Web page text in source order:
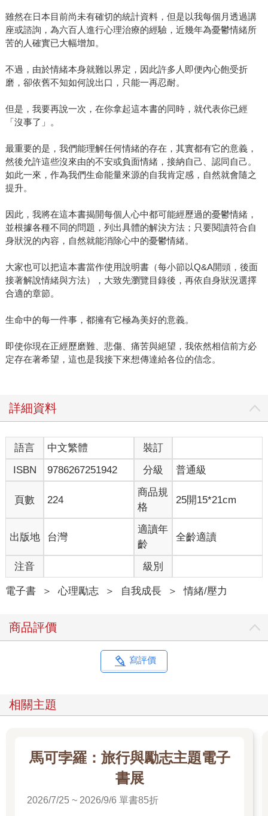
雖然在日本目前尚未有確切的統計資料，但是以我每個月透過講
座或諮詢，為六百人進行心理治療的經驗，近幾年為憂鬱情緒所
苦的人確實已大幅增加。
不過，由於情緒本身就難以界定，因此許多人即便內心飽受折
磨，卻依舊不知如何說出口，只能一再忍耐。
但是，我要再說一次，在你拿起這本書的同時，就代表你已經
「沒事了」。
最重要的是，我們能理解任何情緒的存在，其實都有它的意義，
然後允許這些沒來由的不安或負面情緒，接納自己、認同自己。
如此一來，作為我們生命能量來源的自我肯定感，自然就會隨之
提升。
因此，我將在這本書揭開每個人心中都可能經歷過的憂鬱情緒，
並根據各種不同的問題，列出具體的解決方法；只要閱讀符合自
身狀況的內容，自然就能消除心中的憂鬱情緒。
大家也可以把這本書當作使用說明書（每小節以Q&A開頭，後面
接著解說情緒與方法），大致先瀏覽目錄後，再依自身狀況選擇
合適的章節。
生命中的每一件事，都擁有它極為美好的意義。
即使你現在正經歷磨難、悲傷、痛苦與絕望，我依然相信前方必
定存在著希望，這也是我接下來想傳達給各位的信念。
詳細資料
語言 中文繁體
裝訂
ISBN
9786267251942 分級 普通級
頁數 224
商品規
格
25開15*21cm
出版地 台灣
適讀年
齡
全齡適讀
注音 級別
電子書 ＞ 心理勵志 ＞ 自我成長 ＞ 情緒/壓力
商品評價
寫評價
相關主題
馬可孛羅：旅行與勵志主題電子
書展
2026/7/25 ~ 2026/9/6 單書85折